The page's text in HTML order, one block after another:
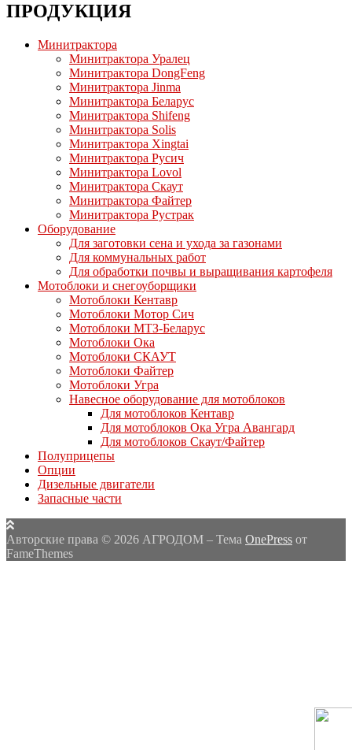
ПРОДУКЦИЯ
Минитрактора
Минитрактора Уралец
Минитрактора DongFeng
Минитрактора Jinma
Минитрактора Беларус
Минитрактора Shifeng
Минитрактора Solis
Минитрактора Xingtai
Минитрактора Русич
Минитрактора Lovol
Минитрактора Скаут
Минитрактора Файтер
Минитрактора Рустрак
Оборудование
Для заготовки сена и ухода за газонами
Для коммунальных работ
Для обработки почвы и выращивания картофеля
Мотоблоки и снегоуборщики
Мотоблоки Кентавр
Мотоблоки Мотор Сич
Мотоблоки МТЗ-Беларус
Мотоблоки Ока
Мотоблоки СКАУТ
Мотоблоки Файтер
Мотоблоки Угра
Навесное оборудование для мотоблоков
Для мотоблоков Кентавр
Для мотоблоков Ока Угра Авангард
Для мотоблоков Скаут/Файтер
Полуприцепы
Опции
Дизельные двигатели
Запасные части
Авторские права © 2026 АГРОДОМ – Тема OnePress от
FameThemes